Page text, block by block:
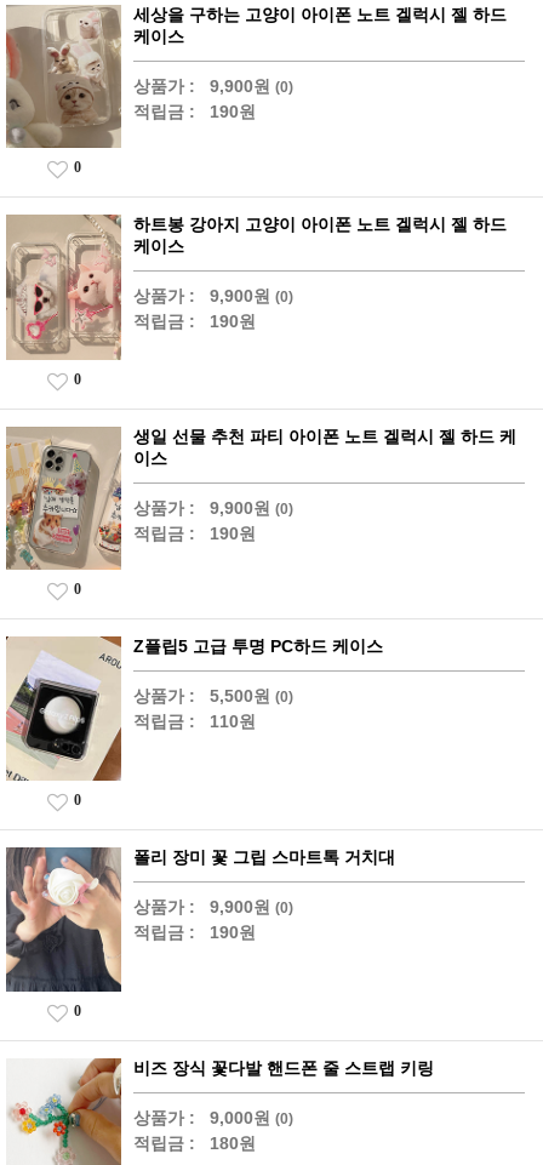
세상을 구하는 고양이 아이폰 노트 겔럭시 젤 하드
케이스
상품가 : 9,900원 (0)
적립금 : 190원
0
하트봉 강아지 고양이 아이폰 노트 겔럭시 젤 하드
케이스
상품가 : 9,900원 (0)
적립금 : 190원
0
생일 선물 추천 파티 아이폰 노트 겔럭시 젤 하드 케
이스
상품가 : 9,900원 (0)
적립금 : 190원
0
Z플립5 고급 투명 PC하드 케이스
상품가 : 5,500원 (0)
적립금 : 110원
0
폴리 장미 꽃 그립 스마트톡 거치대
상품가 : 9,900원 (0)
적립금 : 190원
0
비즈 장식 꽃다발 핸드폰 줄 스트랩 키링
상품가 : 9,000원 (0)
적립금 : 180원